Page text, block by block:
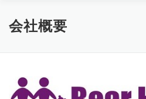
ッ
ホーム M&Aの進め方
会社概要